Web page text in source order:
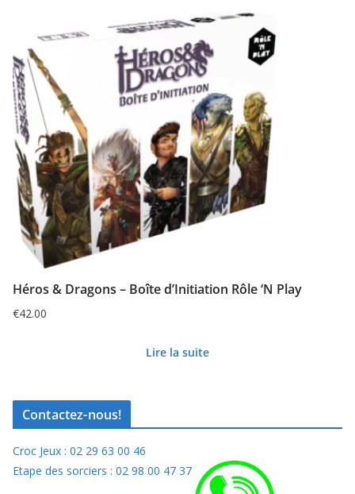
Héros & Dragons – Boîte d’Initiation Rôle ‘N Play
€42.00
Lire la suite
Contactez-nous!
Croc Jeux : 02 29 63 00 46
Etape des sorciers : 02 98 00 47 37